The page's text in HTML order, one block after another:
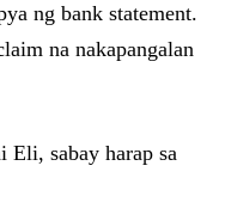
ng bank statement.
na nakapangalan
Eli, sabay harap sa